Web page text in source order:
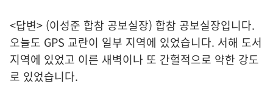
<답변> (이성준 합참 공보실장) 합참 공보실장입니다.
오늘도 GPS 교란이 일부 지역에 있었습니다. 서해 도서
지역에 있었고 이른 새벽이나 또 간헐적으로 약한 강도
로 있었습니다.